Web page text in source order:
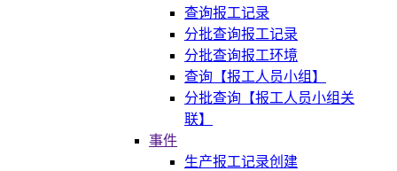
查询报工记录
分批查询报工记录
分批查询报工环境
查询【报工人员小组】
分批查询【报工人员小组关
联】
事件
生产报工记录创建